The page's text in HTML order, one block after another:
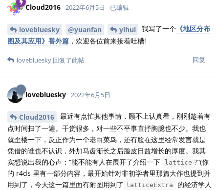
Cloud2016 2022年6月5日 已编辑
lovebluesky @yuanfan yihui 我写了一个 《地区分布
图及其应用》番外篇 ，欢迎各位前来接着吐槽!
回复
lovebluesky 回复了此帖
lovebluesky 2022年6月5日
Cloud2016
最近有点忙其他事情，顾不上认真看，刚刚趁着有
点时间扫了一遍。干货很多，对一些不平事直抒胸臆也不少。我也
就歪楼一下，反正作为一个老白菜鸟，还有脸在这里经常发言就是
凭借的谁也不认识，外加马齿渐长之后脸皮日益增长的厚度。我其
实想说出我的心声：“能不能有人在展开了介绍一下
lattice ?”(你
的 r4ds 里有一部分内容，最开始针对非初学者里那篇大作也提到并
用到了，今天这一篇里面有附图用到了 latticeExtra 的经济学人